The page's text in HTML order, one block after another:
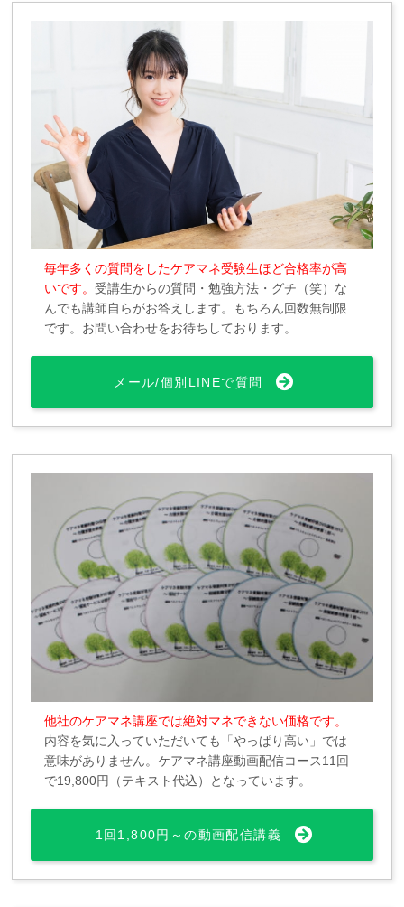
毎年多くの質問をしたケアマネ受験生ほど合格率が高
いです。受講生からの質問・勉強方法・グチ（笑）な
んでも講師自らがお答えします。もちろん回数無制限
です。お問い合わせをお待ちしております。
メール/個別LINEで質問
他社のケアマネ講座では絶対マネできない価格です。
内容を気に入っていただいても「やっぱり高い」では
意味がありません。ケアマネ講座動画配信コース11回
で19,800円（テキスト代込）となっています。
1回1,800円～の動画配信講義